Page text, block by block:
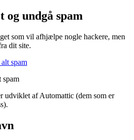
og undgå spam
som vil afhjælpe nogle hackere, men
dit site.
spam
udviklet af Automattic (dem som er